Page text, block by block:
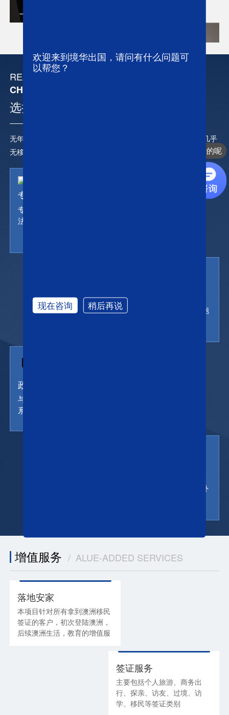
REASONS FOR
CHOOSING JINGHUA
选择境华的理由
无年龄限制、语言要求，无需打分，无背景要求，投资灵活，几乎
无移民监；资产要求：500万澳币
专业团队
专属律师团队，提供全方位
法律咨询
通过率高
1对1面试辅导，通过率领跑
政府支持
与澳洲政府良好的合作关
系，随时掌握移民动态
提供登陆安家等一站式海外
增值服务 / ALUE-ADDED SERVICES
落地安家
本项目针对所有拿到澳洲移民
签证的客户，初次登陆澳洲，
后续澳洲生活，教育的增值服
签证服务
主要包括个人旅游、商务出
行、探亲、访友、过境、访
学、移民等签证类别
你们是怎么收费的呢
境华出国的主营业务
欢迎来到境华出国，请问有什么问题可
以帮您？
现在咨询 稍后再说